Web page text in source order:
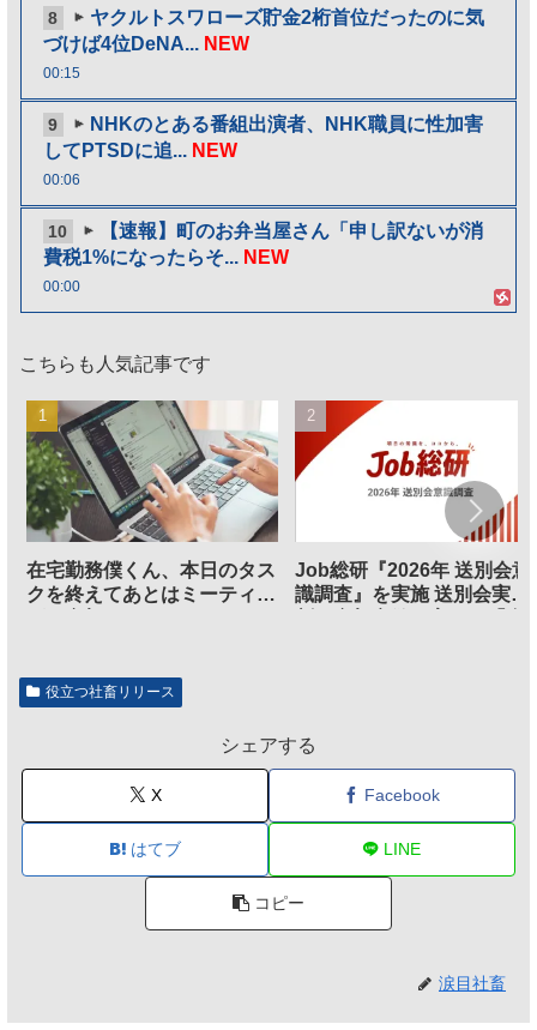
8
ヤクルトスワローズ貯金2桁首位だったのに気
づけば4位DeNA... NEW
00:15
9
NHKのとある番組出演者、NHK職員に性加害
してPTSDに追... NEW
00:06
10
【速報】町のお弁当屋さん「申し訳ないが消
費税1%になったらそ... NEW
00:00
こちらも人気記事です
在宅勤務僕くん、本日のタス
クを終えてあとはミーティン
Job総研『2026年 送別会意
識調査』を実施 送別会実施
役立つ社畜リリース
シェアする
X Facebook
はてブ LINE
コピー
涙目社畜